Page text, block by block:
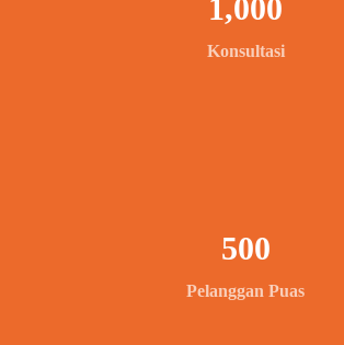
Konsultasi
1,000
Pelanggan Puas
500